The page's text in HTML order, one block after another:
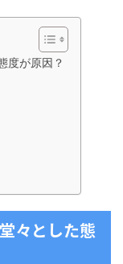
度が原因？
々とした態